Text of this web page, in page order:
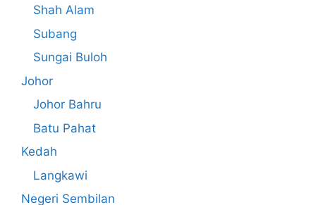
Shah Alam
Subang
Sungai Buloh
Johor
Johor Bahru
Batu Pahat
Kedah
Langkawi
Negeri Sembilan